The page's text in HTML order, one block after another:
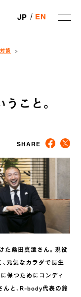
JP EN
談
うこと。
SHARE
た桑田真澄さん。現役
元気なカラダで長生
保つためにコンディ
んと、R-body代表の鈴